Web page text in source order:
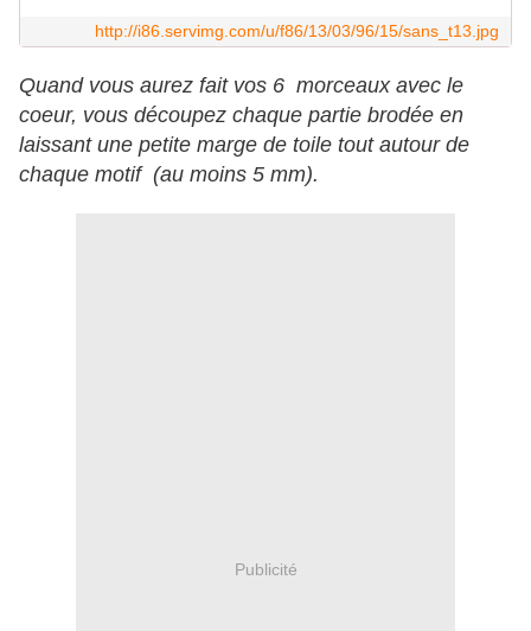
http://i86.servimg.com/u/f86/13/03/96/15/sans_t13.jpg
Quand vous aurez fait vos 6 morceaux avec le
coeur, vous découpez chaque partie brodée en
laissant une petite marge de toile tout autour de
chaque motif (au moins 5 mm).
Publicité